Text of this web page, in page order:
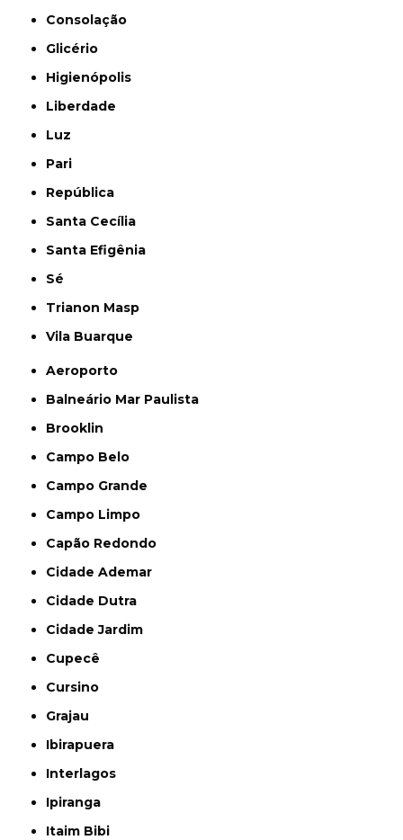
Consolação
Glicério
Higienópolis
Liberdade
Luz
Pari
República
Santa Cecília
Santa Efigênia
Sé
Trianon Masp
Vila Buarque
Aeroporto
Balneário Mar Paulista
Brooklin
Campo Belo
Campo Grande
Campo Limpo
Capão Redondo
Cidade Ademar
Cidade Dutra
Cidade Jardim
Cupecê
Cursino
Grajau
Ibirapuera
Interlagos
Ipiranga
Itaim Bibi